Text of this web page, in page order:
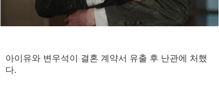
아이유와 변우석이 결혼 계약서 유출 후 난관에 처했
다.